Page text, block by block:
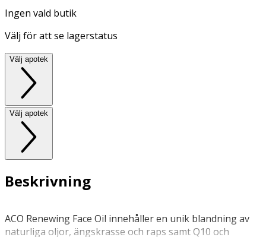
Ingen vald butik
Välj för att se lagerstatus
Välj apotek
Välj apotek
Beskrivning
ACO Renewing Face Oil innehåller en unik blandning av
naturliga oljor, ängskrasse och raps samt Q10 och